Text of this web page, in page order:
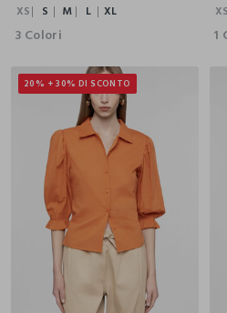
XS S M L XL
3 Colori
XS
1
20% + 30% DI SCONTO